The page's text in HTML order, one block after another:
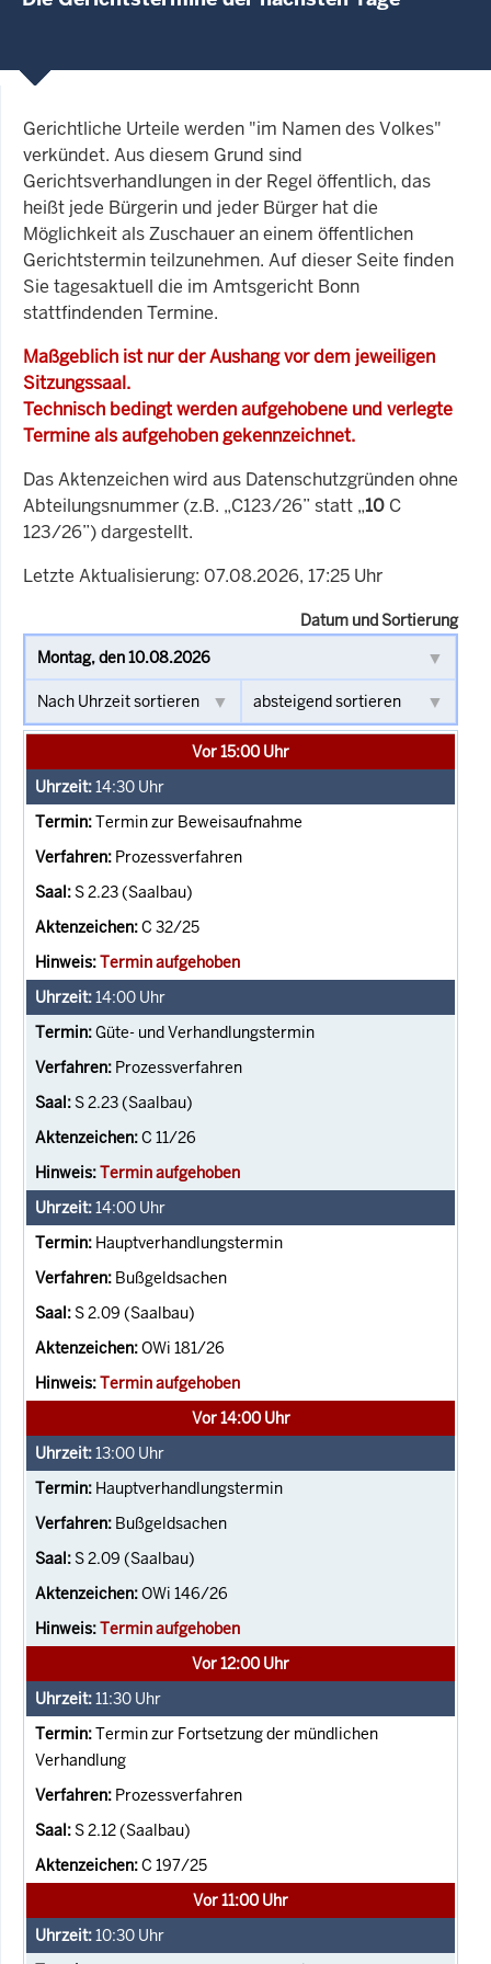
Gerichtliche Urteile werden "im Namen des Volkes"
verkündet. Aus diesem Grund sind
Gerichtsverhandlungen in der Regel öffentlich, das
heißt jede Bürgerin und jeder Bürger hat die
Möglichkeit als Zuschauer an einem öffentlichen
Gerichtstermin teilzunehmen. Auf dieser Seite finden
Sie tagesaktuell die im Amtsgericht Bonn
stattfindenden Termine.
Maßgeblich ist nur der Aushang vor dem jeweiligen
Sitzungssaal.
Technisch bedingt werden aufgehobene und verlegte
Termine als aufgehoben gekennzeichnet.
Das Aktenzeichen wird aus Datenschutzgründen ohne
Abteilungsnummer (z.B. „C123/26” statt „10 C
123/26”) dargestellt.
Letzte Aktualisierung: 07.08.2026, 17:25 Uhr
Datum und Sortierung
Vor 15:00 Uhr
14:30 Uhr
Termin zur Beweisaufnahme
Prozessverfahren
S 2.23 (Saalbau)
C 32/25
Termin aufgehoben
14:00 Uhr
Güte- und Verhandlungstermin
Prozessverfahren
S 2.23 (Saalbau)
C 11/26
Termin aufgehoben
14:00 Uhr
Hauptverhandlungstermin
Bußgeldsachen
S 2.09 (Saalbau)
OWi 181/26
Termin aufgehoben
Vor 14:00 Uhr
13:00 Uhr
Hauptverhandlungstermin
Bußgeldsachen
S 2.09 (Saalbau)
OWi 146/26
Termin aufgehoben
Vor 12:00 Uhr
11:30 Uhr
Termin zur Fortsetzung der mündlichen
Verhandlung
Prozessverfahren
S 2.12 (Saalbau)
C 197/25
Vor 11:00 Uhr
10:30 Uhr